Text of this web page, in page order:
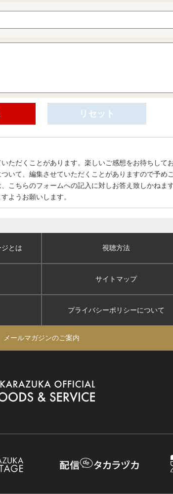
ただくことがあります。楽しいご感想をお待ちして
いて、編集させていただくことがありますので予め
こちらのフォームへの記入に対しお答え致しかねま
ようお願いします。
ジとは 視聴方法
サイトマップ
プライバシーポリシーについて
メールマガジンのご案内